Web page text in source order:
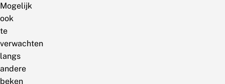
Mogelijk
ook
te
verwachten
langs
andere
beken